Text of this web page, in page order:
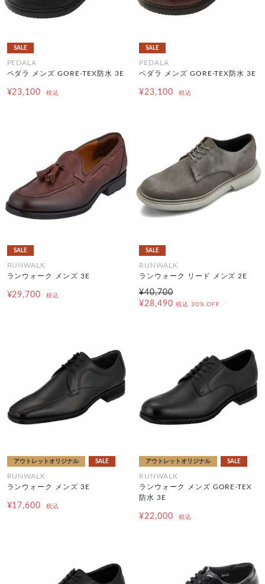
SALE
PEDALA
ペダラ メンズ GORE-TEX防水 3E
¥23,100 税込
SALE
PEDALA
ペダラ メンズ GORE-TEX防水 3E
¥23,100 税込
SALE
RUNWALK
ランウォーク メンズ 3E
¥29,700 税込
SALE
RUNWALK
ランウォーク リード メンズ 2E
¥40,700
¥28,490 税込 30% OFF
アウトレットオリジナル SALE
RUNWALK
ランウォーク メンズ 3E
¥17,600 税込
アウトレットオリジナル SALE
RUNWALK
ランウォーク メンズ GORE-TEX
防水 3E
¥22,000 税込